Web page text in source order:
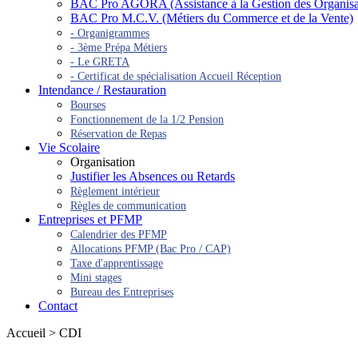
BAC Pro AGORA (Assistance à la Gestion des
BAC Pro M.C.V. (Métiers du Commerce et de la Vente)
- Organigrammes
- 3ème Prépa Métiers
- Le GRETA
- Certificat de spécialisation Accueil Réception
Intendance / Restauration
Bourses
Fonctionnement de la 1/2 Pension
Réservation de Repas
Vie Scolaire
Organisation
Justifier les Absences ou Retards
Règlement intérieur
Règles de communication
Entreprises et PFMP
Calendrier des PFMP
Allocations PFMP (Bac Pro / CAP)
Taxe d'apprentissage
Mini stages
Bureau des Entreprises
Contact
Accueil > CDI